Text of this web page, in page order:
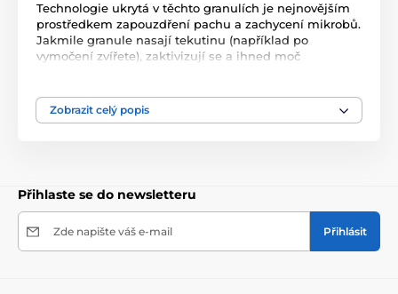
Technologie ukrytá v těchto granulích je nejnovějším
prostředkem zapouzdření pachu a zachycení mikrobů.
Jakmile granule nasají tekutinu (například po
vymočení zvířete), zaktivizují se a ihned moč
Použití: nasypte granule na spodní část (nejlépe
Zobrazit celý popis
Přihlaste se do newsletteru
Zde napište váš e-mail Přihlásit